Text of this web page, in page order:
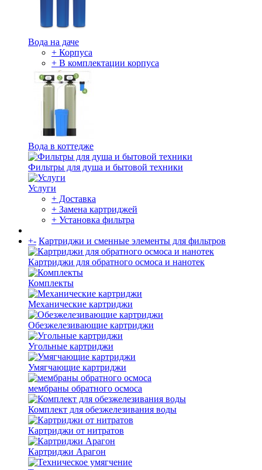
Вода на даче
+ Корпуса
+ В комплектации корпуса
Вода в коттедже
Фильтры для душа и бытовой техники
Услуги
+ Доставка
+ Замена картриджей
+ Установка фильтра
+- Картриджи и сменные элементы для фильтров
Картриджи для обратного осмоса и нанотек
Комплекты
Механические картриджи
Обезжелезивающие картриджи
Угольные картриджи
Умягчающие картриджи
мембраны обратного осмоса
Комплект для обезжелезивания воды
Картриджи от нитратов
Картриджи Арагон